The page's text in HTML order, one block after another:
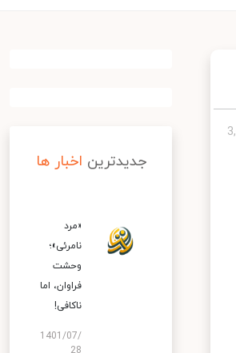
جدیدترین اخبار ها
«مرد
نامرئی»؛
وحشت
فراوان، اما
ناکافی!
1401/07/